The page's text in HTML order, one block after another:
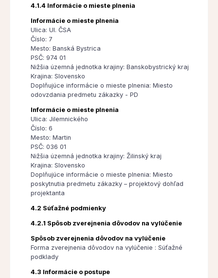
4.1.4 Informácie o mieste plnenia
Informácie o mieste plnenia
Ulica: Ul. ČSA
Číslo: 7
Mesto: Banská Bystrica
PSČ: 974 01
Nižšia územná jednotka krajiny: Banskobystrický kraj
Krajina: Slovensko
Doplňujúce informácie o mieste plnenia: Miesto
odovzdania predmetu zákazky - PD
Informácie o mieste plnenia
Ulica: Jilemnického
Číslo: 6
Mesto: Martin
PSČ: 036 01
Nižšia územná jednotka krajiny: Žilinský kraj
Krajina: Slovensko
Doplňujúce informácie o mieste plnenia: Miesto
poskytnutia predmetu zákazky – projektový dohľad
projektanta
4.2 Súťažné podmienky
4.2.1 Spôsob zverejnenia dôvodov na vylúčenie
Spôsob zverejnenia dôvodov na vylúčenie
Forma zverejnenia dôvodov na vylúčenie : Súťažné
podklady
4.3 Informácie o postupe